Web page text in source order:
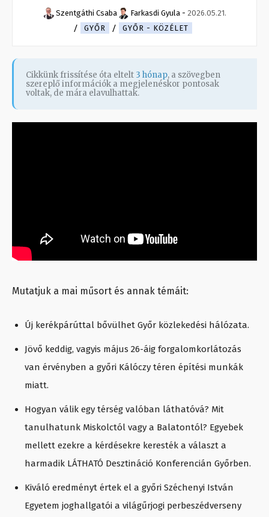
Szentgáthi Csaba Farkasdi Gyula - 2026.05.21.
GYŐR
GYŐR - KÖZÉLET
Cikkünk frissítése óta eltelt 3 hónap, a szövegben
szereplő információk a megjelenéskor pontosak
voltak, de mára elavulhattak.
Mutatjuk a mai műsort és annak témáit:
Új kerékpárúttal bővülhet Győr közlekedési hálózata.
Jövő keddig, vagyis május 26-áig forgalomkorlátozás
van érvényben a győri Kálóczy téren építési munkák
miatt.
Hogyan válik egy térség valóban láthatóvá? Mit
tanulhatunk Miskolctól vagy a Balatontól? Egyebek
mellett ezekre a kérdésekre keresték a választ a
harmadik LÁTHATÓ Desztináció Konferencián Győrben.
Kiváló eredményt értek el a győri Széchenyi István
Egyetem joghallgatói a világűrjogi perbeszédverseny